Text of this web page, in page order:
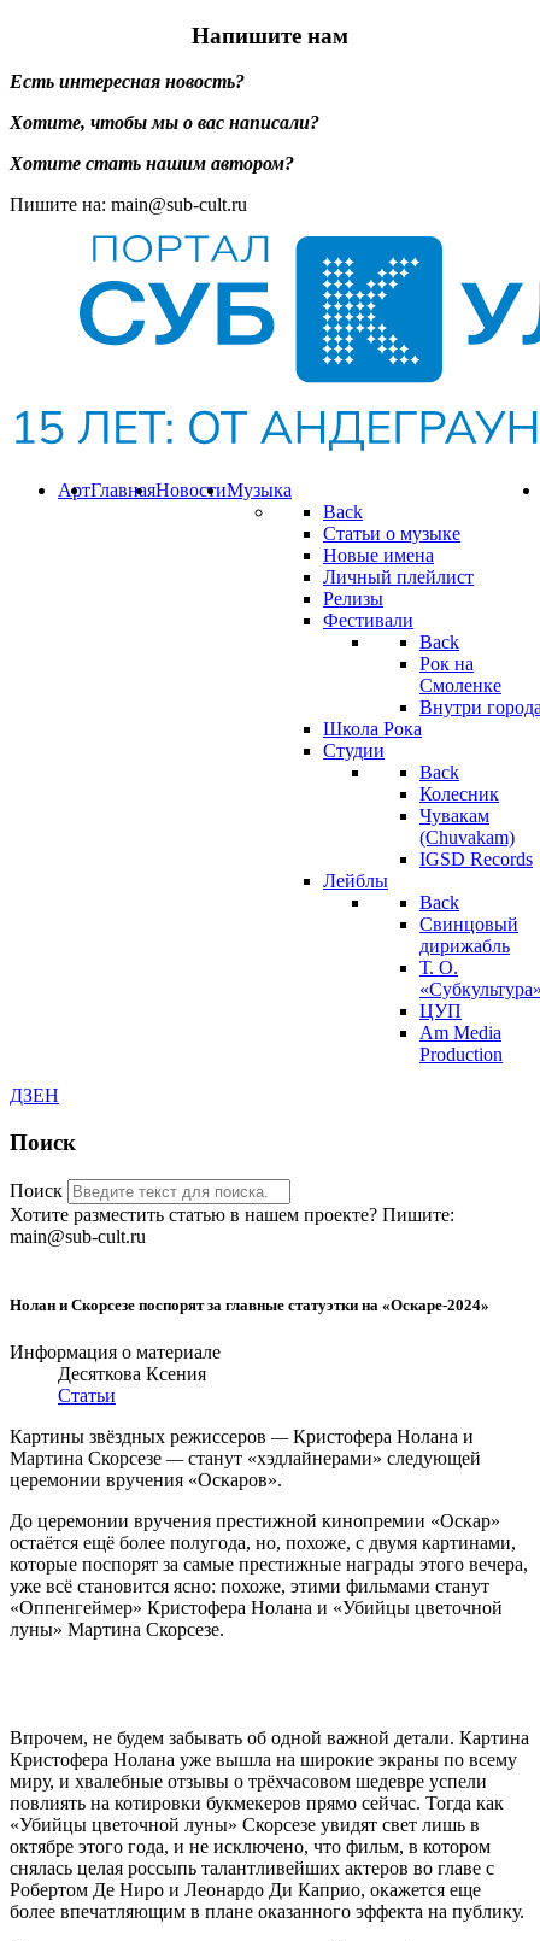
Напишите нам
Есть интересная новость?
Хотите, чтобы мы о вас написали?
Хотите стать нашим автором?
Пишите на: main@sub-cult.ru
Музыка
Back
Статьи о музыке
Новые имена
Личный плейлист
Релизы
Фестивали
Back
Рок на
Смоленке
Внутри
Школа Рока
Студии
Back
Колесник
Чувакам
(Chuvakam)
IGSD Records
Лейблы
Back
Свинцовый
дирижабль
Т. О.
ЦУП
Am Media
Production
Новости
Главная
Арт
ДЗЕН
Поиск
Поиск
Хотите разместить статью в нашем проекте? Пишите:
main@sub-cult.ru
Нолан и Скорсезе поспорят за главные статуэтки на «Оскаре-2024»
Информация о материале
Десяткова Ксения
Статьи
Картины звёздных режиссеров —Кристофера Нолана и
Мартина Скорсезе —станут «хэдлайнерами» следующей
церемонии вручения «Оскаров».
До церемонии вручения престижной кинопремии «Оскар»
остаётся ещё более полугода, но, похоже, с двумя картинами,
которые поспорят за самые престижные награды этого вечера,
уже всё становится ясно: похоже, этими фильмами станут
«Оппенгеймер» Кристофера Нолана и «Убийцы цветочной
луны» Мартина Скорсезе.
Впрочем, не будем забывать об одной важной детали. Картина
Кристофера Нолана уже вышла на широкие экраны по всему
миру, и хвалебные отзывы о трёхчасовом шедевре успели
повлиять на котировки букмекеров прямо сейчас. Тогда как
«Убийцы цветочной луны» Скорсезе увидят свет лишь в
октябре этого года, и не исключено, что фильм, в котором
снялась целая россыпь талантливейших актеров во главе с
Робертом Де Ниро и Леонардо Ди Каприо, окажется еще
более впечатляющим в плане оказанного эффекта на публику.